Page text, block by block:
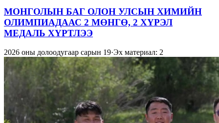
МОНГОЛЫН БАГ ОЛОН УЛСЫН ХИМИЙН
ОЛИМПИАДААС 2 МӨНГӨ, 2 ХҮРЭЛ
МЕДАЛЬ ХҮРТЛЭЭ
2026 оны долоодугаар сарын 19·Эх материал: 2